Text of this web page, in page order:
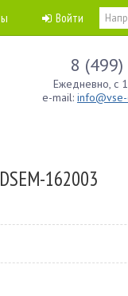
Войти
8
Ежедневно, с
e-mail:
162003